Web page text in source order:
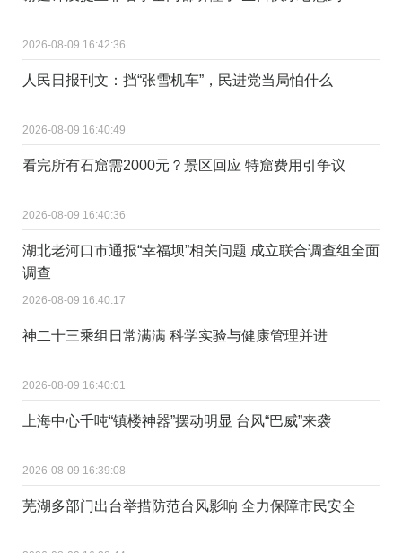
2026-08-09 16:42:36
人民日报刊文：挡“张雪机车”，民进党当局怕什么
2026-08-09 16:40:49
看完所有石窟需2000元？景区回应 特窟费用引争议
2026-08-09 16:40:36
湖北老河口市通报“幸福坝”相关问题 成立联合调查组全面
调查
2026-08-09 16:40:17
神二十三乘组日常满满 科学实验与健康管理并进
2026-08-09 16:40:01
上海中心千吨“镇楼神器”摆动明显 台风“巴威”来袭
2026-08-09 16:39:08
芜湖多部门出台举措防范台风影响 全力保障市民安全